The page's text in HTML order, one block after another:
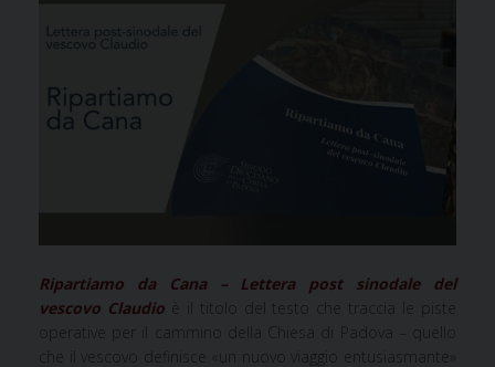
Ripartiamo da Cana – Lettera post sinodale del
vescovo Claudio
è il titolo del testo che traccia le piste
operative per il cammino della Chiesa di Padova – quello
che il vescovo definisce «un nuovo viaggio entusiasmante»